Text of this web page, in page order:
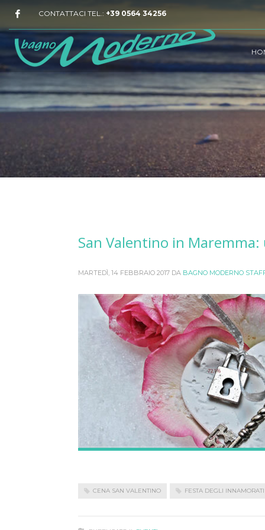
CONTATTACI TEL.: +39 0564 34256
San Valentino in
MARTEDÌ, 14 FEBBRAIO 2017 DA BAGNO MODERNO
CENA SAN VALENTINO FESTA DEGLI INNAMORATI